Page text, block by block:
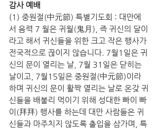
감사 예배
(1) 중원절(中元節) 특별기도회 : 대만에
서 음력 7 월은 귀월(鬼月), 즉 귀신의 달이
라고 해서 귀신들을 위한 크고 작은 행사가
전국적으로 끊이지 않습니다. 7월1일은 귀
신의 문이 열리는 날, 7월 31일은 닫히는
날이고, 7월15일은 중원절(中元節)이라
하며 귀신의 문이 활짝 열리는 날로 온갖 귀
신들을 배불리 먹이기 위해 성대한 빠이 빠
이(拜拜) 행사를 하는데 대만 사람들은 귀
신들과 마주치지 않도록 출입을 삼가며, 특